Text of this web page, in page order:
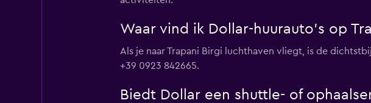
Waar vind ik Dollar-huurauto's op
Als je naar Trapani Birgi luchthaven vliegt, is de
+39 0923 842665.
Biedt Dollar een shuttle- of